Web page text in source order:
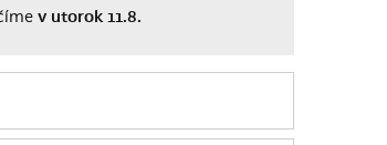
v utorok 11.8.